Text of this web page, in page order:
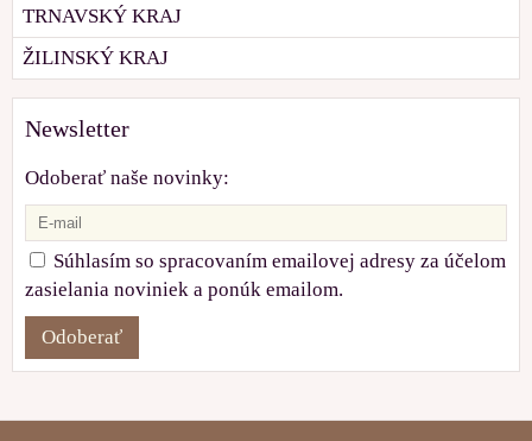
TRNAVSKÝ KRAJ
ŽILINSKÝ KRAJ
Newsletter
Odoberať naše novinky:
Súhlasím so spracovaním emailovej adresy za účelom
zasielania noviniek a ponúk emailom.
Odoberať